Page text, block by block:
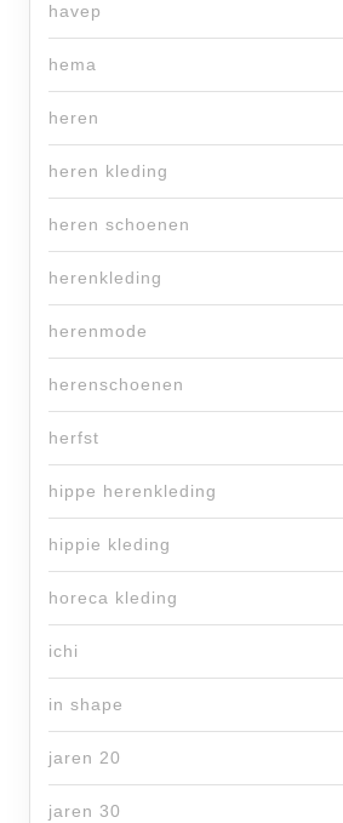
havep
hema
heren
heren kleding
heren schoenen
herenkleding
herenmode
herenschoenen
herfst
hippe herenkleding
hippie kleding
horeca kleding
ichi
in shape
jaren 20
jaren 30